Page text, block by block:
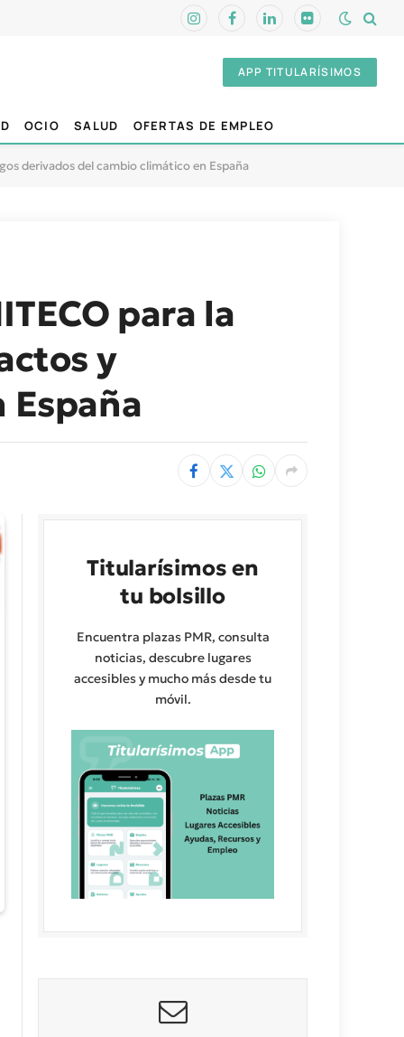
InstagramFacebookLinkedInFlickr
APP TITULARÍSIMOS
OCIO SALUD OFERTAS DE EMPLEO
derivados del cambio climático en España
para la
y
Titularísimos en
tu bolsillo
Encuentra plazas PMR, consulta
noticias, descubre lugares
accesibles y mucho más desde tu
móvil.